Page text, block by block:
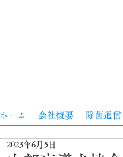
ホーム 会社概要 除菌通信
2023年6月5日